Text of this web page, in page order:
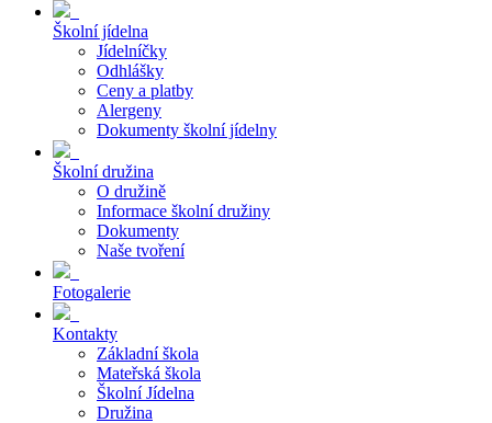
Školní jídelna
Jídelníčky
Odhlášky
Ceny a platby
Alergeny
Dokumenty školní jídelny
Školní družina
O družině
Informace školní družiny
Dokumenty
Naše tvoření
Fotogalerie
Kontakty
Základní škola
Mateřská škola
Školní Jídelna
Družina